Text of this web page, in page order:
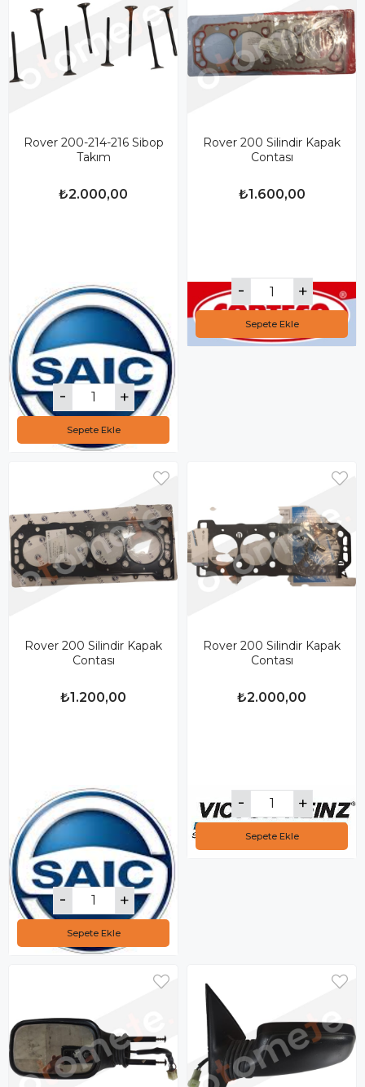
Rover 200-214-216 Sibop
Takım
₺2.000,00
Sepete Ekle
Rover 200 Silindir Kapak
Contası
₺1.600,00
Sepete Ekle
Rover 200 Silindir Kapak
Contası
₺1.200,00
Sepete Ekle
Rover 200 Silindir Kapak
Contası
₺2.000,00
Sepete Ekle